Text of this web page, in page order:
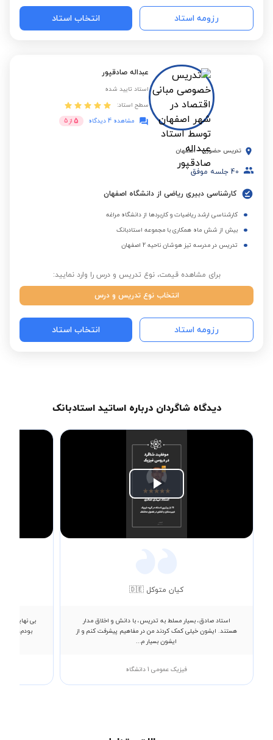
رزومه استاد انتخاب استاد
عبداله صادقپور
استاد تایید شده
سطح استاد:
مشاهده 4 دیدگاه
5 از 5
تدریس حضوری - اصفهان
40 جلسه موفق
کارشناسی دبیری ریاضی از دانشگاه اصفهان
کارشناسی ارشد ریاضیات و کاربردها از دانشگاه مراغه
بیش از شش ماه همکاری با مجموعه استادبانک
تدریس در مدرسه تیز هوشان ناحیه 2 اصفهان
برای مشاهده قیمت، نوع تدریس و درس را وارد نمایید:
انتخاب نوع تدریس و درس
رزومه استاد انتخاب استاد
دیدگاه شاگردان درباره اساتید استادبانک
Play
Video
کیان متوکل 🇩🇪
استاد صادق، بسیار مسلط به تدریس، با دانش و اخلاق مدار
هستند. ایشون خیلی کمک کردند من در مفاهیم پیشرفت کنم و از
ایشون بسیار م...
فیزیک عمومی 1 دانشگاه
بودم،